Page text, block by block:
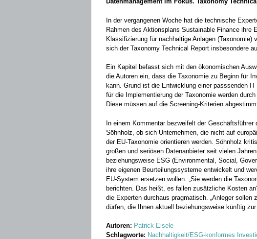
In der vergangenen Woche hat die technische
Rahmen des Aktionsplans Sustainable Finance ihre
Klassifizierung für nachhaltige Anlagen
sich der Taxonomy Technical Report insbesondere
Ein Kapitel befasst sich mit den ökonomischen
die Autoren ein, dass die Taxonomie zu Beginn für
kann. Grund ist die Entwicklung einer passsenden
für die Implementierung der Taxonomie werden
Diese müssen auf die Screening-Kriterien
In einem Kommentar bezweifelt der
Söhnholz, ob sich Unternehmen, die nicht auf
der EU-Taxonomie orientieren werden. Söhnholz
großen und seriösen Datenanbieter seit vielen
beziehungsweise ESG (Environmental, Social,
ihre eigenen Beurteilungssysteme entwickelt und
EU-System ersetzen wollen. „Sie werden die
berichten. Das heißt, es fallen zusätzliche Kosten
die Experten durchaus pragmatisch. „Anleger sollen
dürfen, die Ihnen aktuell beziehungsweise künftig
Autoren: Patrick Eisele
Schlagworte: Nachhaltigkeit/ESG-konformes